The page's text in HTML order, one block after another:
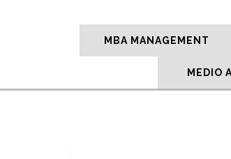
MBA MANAGEMENT
MEDIO